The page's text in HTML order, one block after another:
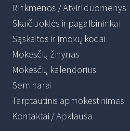
Rinkmenos / Atviri duomenys
Skaičiuoklės ir pagalbininkai
Sąskaitos ir įmokų kodai
Mokesčių žinynas
Mokesčių kalendorius
Seminarai
Tarptautinis apmokestinimas
Kontaktai / Apklausa